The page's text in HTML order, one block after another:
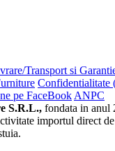
Transport si
Confidentialitate
pe FaceBook ANPC
S.R.L., fondata in anul
importul direct